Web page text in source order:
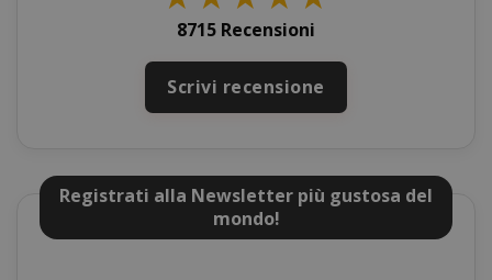
8715 Recensioni
Scrivi recensione
Registrati alla Newsletter più gustosa del
mondo!
mage-cache-sessid